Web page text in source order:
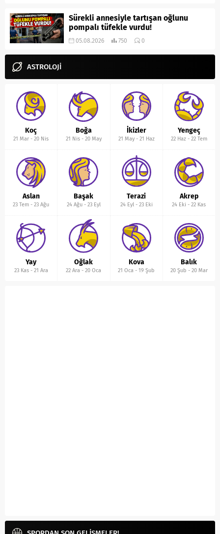
Sürekli annesiyle tartışan oğlunu
pompalı tüfekle vurdu!
05.08.2026 750 0
ASTROLOJİ
Koç
21 Mar -20 Nis
Boğa
21 Nis- 20 May
İkizler
21 May- 21 Haz
Yengeç
22 Haz- 22 Tem
Aslan
23 Tem -23 Ağu
Başak
24 Ağu- 23 Eyl
Terazi
24 Eyl - 23 Eki
Akrep
24 Eki -22 Kas
Yay
23 Kas- 21 Ara
Oğlak
22 Ara -20 Oca
Kova
21 Oca -19 Şub
Balık
20 Şub - 20 Mar